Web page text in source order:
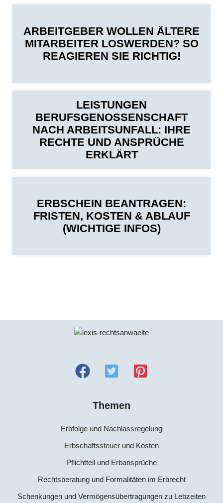
ARBEITGEBER WOLLEN ÄLTERE
MITARBEITER LOSWERDEN? SO
REAGIEREN SIE RICHTIG!
LEISTUNGEN
BERUFSGENOSSENSCHAFT
NACH ARBEITSUNFALL: IHRE
RECHTE UND ANSPRÜCHE
ERKLÄRT
ERBSCHEIN BEANTRAGEN:
FRISTEN, KOSTEN & ABLAUF
(WICHTIGE INFOS)
Themen
Erbfolge und Nachlassregelung
Erbschaftssteuer und Kosten
Pflichtteil und Erbansprüche
Rechtsberatung und Formalitäten im Erbrecht
Schenkungen und Vermögensübertragungen zu Lebzeiten